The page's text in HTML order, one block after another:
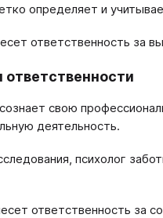
определяет и
ответственность за
ответственности
свою
деятельность.
психолог
ответственность за